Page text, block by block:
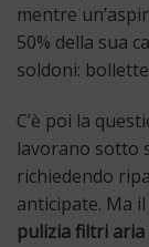
mentre
50% della sua
soldoni:
C’è poi la
lavorano sotto
richiedendo
anticipate. Ma
pulizia filtri aria